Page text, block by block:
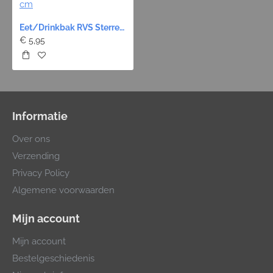
Eet/Drinkbak RVS Sterrenprint Blauw - 13 cm
€ 5,95
Informatie
Over ons
Verzending
Privacy Policy
Algemene voorwaarden
Mijn account
Mijn account
Bestelgeschiedenis